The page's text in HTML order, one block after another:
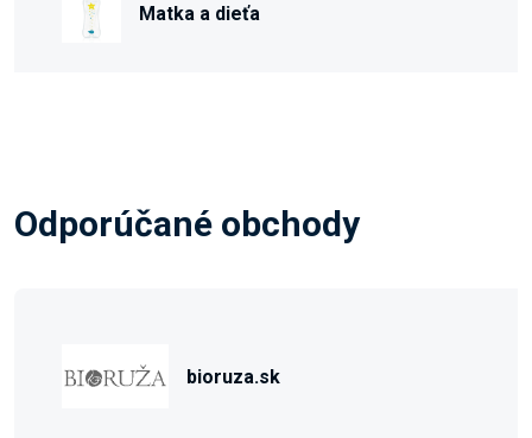
Matka a dieťa
Odporúčané obchody
bioruza.sk